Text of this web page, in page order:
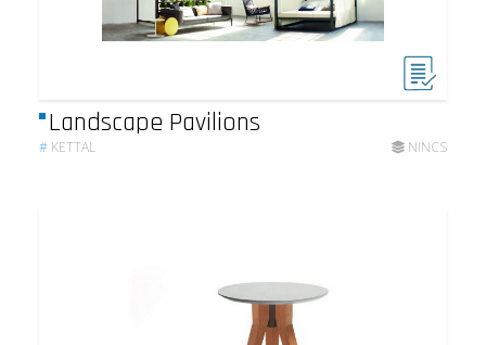
Landscape Pavilions
# KETTAL NINCS